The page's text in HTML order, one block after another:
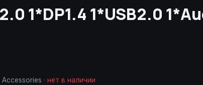
1*DP1.4 1*USB2.0
Accessories · нет в наличии